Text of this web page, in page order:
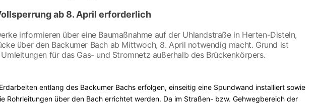
ab 8. April erforderlich
informieren über eine Baumaßnahme auf der Uhlandstraße in Herten-Disteln,
über den Backumer Bach ab Mittwoch, 8. April notwendig macht. Grund ist
für das Gas- und Stromnetz außerhalb des Brückenkörpers.
entlang des Backumer Bachs erfolgen, einseitig eine Spundwand installiert sowie
Rohrleitungen über den Bach errichtet werden. Da im Straßen- bzw. Gehwegbereich der